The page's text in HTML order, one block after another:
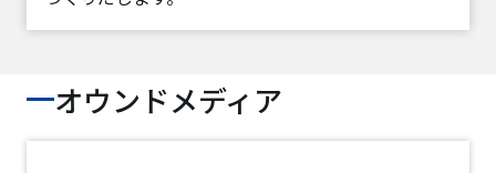
オウンドメディア